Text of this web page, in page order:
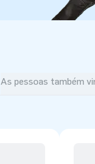
As pessoas também